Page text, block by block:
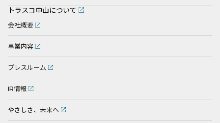
トラスコ中山について
会社概要
事業内容
プレスルーム
IR情報
やさしさ、未来へ